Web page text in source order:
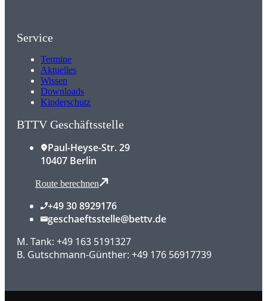
Service
Termine
Aktuelles
Wissen
Downloads
Kinderschutz
BTTV Geschäftsstelle
Paul-Heyse-Str. 29
10407 Berlin
Route berechnen
+49 30 8929176
geschaeftsstelle@bettv.de
M. Tank: +49 163 5191327
B. Gutschmann-Günther: +49 176 56917739